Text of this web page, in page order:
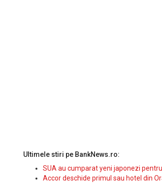
Ultimele stiri pe BankNews.ro:
SUA au cumparat yeni japonezi
Accor deschide primul sau hotel din